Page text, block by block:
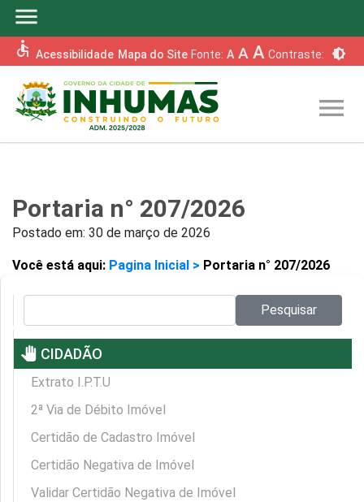
menu
accessible Acessibilidade Mapa do Site Fonte: A A A Contraste: brightness_6
menu
Portaria n° 207/2026
Postado em: 30 de março de 2026
Você está aqui: Pagina Inicial > Portaria n° 207/2026
Pesquisar
pan_tool CIDADÃO
Extrato I.P.T.U
2ª Via de Débito Imóvel
Certidão de Cadastro Imóvel
Certidão Negativa de Imóvel
Validar Certidão Negativa de Imóvel